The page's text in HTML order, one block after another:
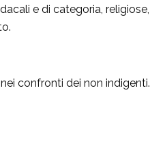
e di categoria, religiose,
confronti dei non indigenti.